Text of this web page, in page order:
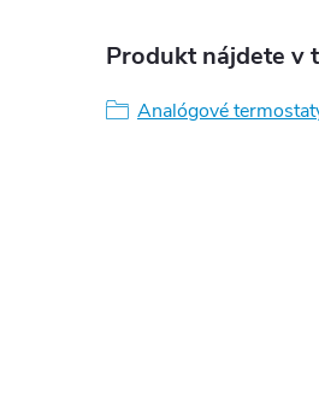
Produkt nájdete v
Analógové